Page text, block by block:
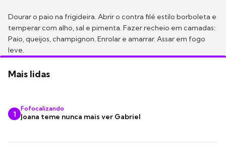
Dourar o paio na frigideira. Abrir o contra filé estilo borboleta e
temperar com alho, sal e pimenta. Fazer recheio em camadas:
Paio, queijos, champignon. Enrolar e amarrar. Assar em fogo
leve.
Mais lidas
1
Fofocalizando
Joana teme nunca mais ver Gabriel